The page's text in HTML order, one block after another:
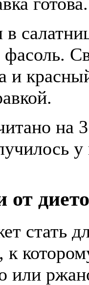
фасоль.
и
на
от
стать
или